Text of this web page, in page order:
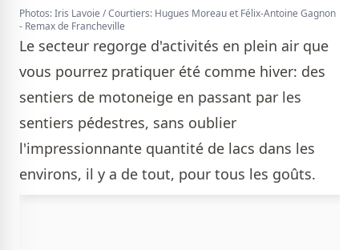
Photos: Iris Lavoie / Courtiers: Hugues Moreau et Félix-Antoine Gagnon
- Remax de Francheville
Le secteur regorge d'activités en plein air que
vous pourrez pratiquer été comme hiver: des
sentiers de motoneige en passant par les
sentiers pédestres, sans oublier
l'impressionnante quantité de lacs dans les
environs, il y a de tout, pour tous les goûts.